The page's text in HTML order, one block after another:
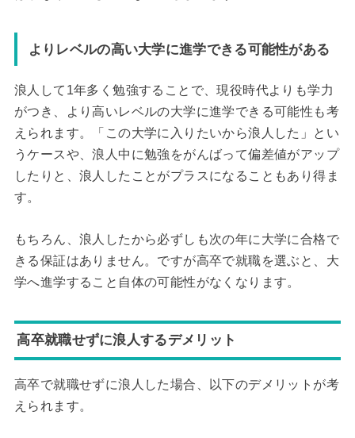
よりレベルの高い大学に進学できる可能性がある
浪人して1年多く勉強することで、現役時代よりも学力
がつき、より高いレベルの大学に進学できる可能性も考
えられます。「この大学に入りたいから浪人した」とい
うケースや、浪人中に勉強をがんばって偏差値がアップ
したりと、浪人したことがプラスになることもあり得ま
す。
もちろん、浪人したから必ずしも次の年に大学に合格で
きる保証はありません。ですが高卒で就職を選ぶと、大
学へ進学すること自体の可能性がなくなります。
高卒就職せずに浪人するデメリット
高卒で就職せずに浪人した場合、以下のデメリットが考
えられます。